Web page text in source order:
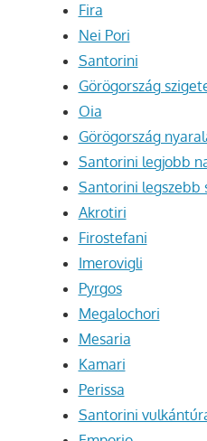
Fira
Nei Pori
Santorini
Görögország
Oia
Görögország
Santorini legjobb
Santorini legszebb
Akrotiri
Firostefani
Imerovigli
Pyrgos
Megalochori
Mesaria
Kamari
Perissa
Santorini